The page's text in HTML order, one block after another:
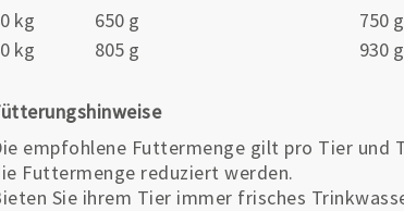
kg
650 g
750 g
kg
805 g 930 g
empfohlene Futtermenge gilt pro Tier und
Futtermenge reduziert werden.
Sie ihrem Tier immer frisches